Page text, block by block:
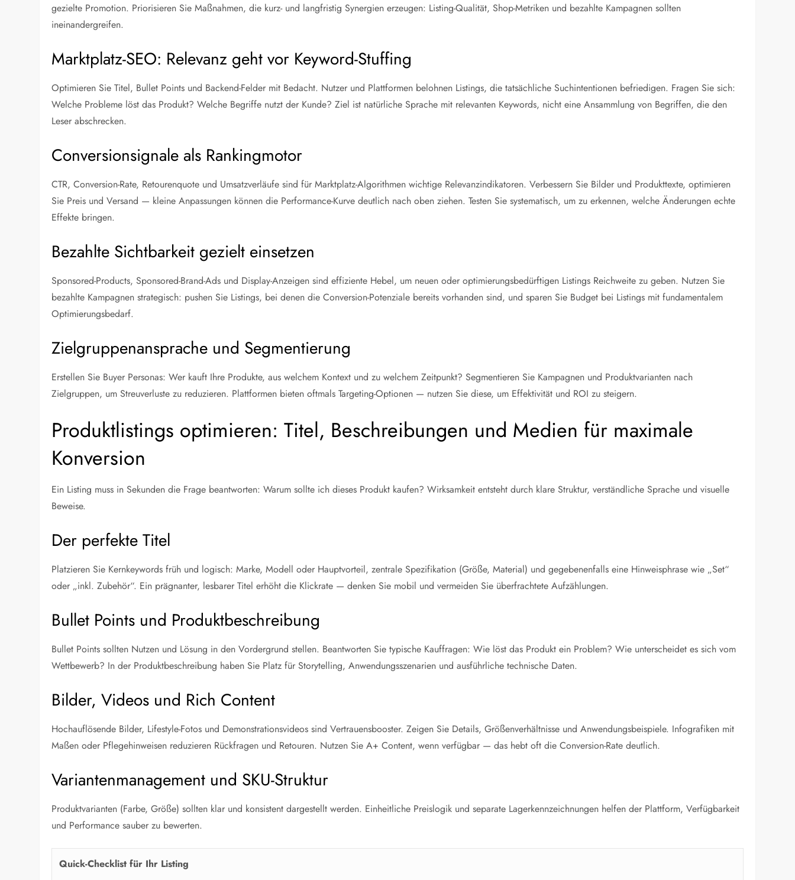
gezielte Promotion. Priorisieren Sie Maßnahmen, die kurz- und langfristig Synergien erzeugen: Listing-Qualität, Shop-Metriken und bezahlte Kampagnen sollten
ineinandergreifen.
Marktplatz-SEO: Relevanz geht vor Keyword-Stuffing
Optimieren Sie Titel, Bullet Points und Backend-Felder mit Bedacht. Nutzer und Plattformen belohnen Listings, die tatsächliche Suchintentionen befriedigen. Fragen Sie sich:
Welche Probleme löst das Produkt? Welche Begriffe nutzt der Kunde? Ziel ist natürliche Sprache mit relevanten Keywords, nicht eine Ansammlung von Begriffen, die den
Leser abschrecken.
Conversionsignale als Rankingmotor
CTR, Conversion-Rate, Retourenquote und Umsatzverläufe sind für Marktplatz-Algorithmen wichtige Relevanzindikatoren. Verbessern Sie Bilder und Produkttexte, optimieren
Sie Preis und Versand — kleine Anpassungen können die Performance-Kurve deutlich nach oben ziehen. Testen Sie systematisch, um zu erkennen, welche Änderungen echte
Effekte bringen.
Bezahlte Sichtbarkeit gezielt einsetzen
Sponsored-Products, Sponsored-Brand-Ads und Display-Anzeigen sind effiziente Hebel, um neuen oder optimierungsbedürftigen Listings Reichweite zu geben. Nutzen Sie
bezahlte Kampagnen strategisch: pushen Sie Listings, bei denen die Conversion-Potenziale bereits vorhanden sind, und sparen Sie Budget bei Listings mit fundamentalem
Optimierungsbedarf.
Zielgruppenansprache und Segmentierung
Erstellen Sie Buyer Personas: Wer kauft Ihre Produkte, aus welchem Kontext und zu welchem Zeitpunkt? Segmentieren Sie Kampagnen und Produktvarianten nach
Zielgruppen, um Streuverluste zu reduzieren. Plattformen bieten oftmals Targeting-Optionen — nutzen Sie diese, um Effektivität und ROI zu steigern.
Produktlistings optimieren: Titel, Beschreibungen und Medien für maximale
Konversion
Ein Listing muss in Sekunden die Frage beantworten: Warum sollte ich dieses Produkt kaufen? Wirksamkeit entsteht durch klare Struktur, verständliche Sprache und visuelle
Beweise.
Der perfekte Titel
Platzieren Sie Kernkeywords früh und logisch: Marke, Modell oder Hauptvorteil, zentrale Spezifikation (Größe, Material) und gegebenenfalls eine Hinweisphrase wie „Set“
oder „inkl. Zubehör“. Ein prägnanter, lesbarer Titel erhöht die Klickrate — denken Sie mobil und vermeiden Sie überfrachtete Aufzählungen.
Bullet Points und Produktbeschreibung
Bullet Points sollten Nutzen und Lösung in den Vordergrund stellen. Beantworten Sie typische Kauffragen: Wie löst das Produkt ein Problem? Wie unterscheidet es sich vom
Wettbewerb? In der Produktbeschreibung haben Sie Platz für Storytelling, Anwendungsszenarien und ausführliche technische Daten.
Bilder, Videos und Rich Content
Hochauflösende Bilder, Lifestyle-Fotos und Demonstrationsvideos sind Vertrauensbooster. Zeigen Sie Details, Größenverhältnisse und Anwendungsbeispiele. Infografiken mit
Maßen oder Pflegehinweisen reduzieren Rückfragen und Retouren. Nutzen Sie A+ Content, wenn verfügbar — das hebt oft die Conversion-Rate deutlich.
Variantenmanagement und SKU-Struktur
Produktvarianten (Farbe, Größe) sollten klar und konsistent dargestellt werden. Einheitliche Preislogik und separate Lagerkennzeichnungen helfen der Plattform, Verfügbarkeit
und Performance sauber zu bewerten.
Quick-Checklist für Ihr Listing